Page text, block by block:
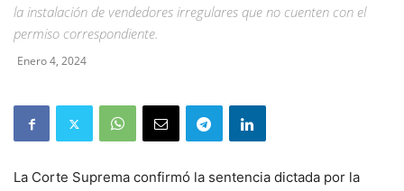
la instalación de vendedores irregulares que no cuenten con el
permiso correspondiente.
Enero 4, 2024
La Corte Suprema confirmó la sentencia dictada por la